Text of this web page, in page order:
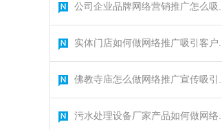
公司企业品牌网络营销推广怎么吸...
实体门店如何做网络推广吸引客户...
佛教寺庙怎么做网络推广宣传吸引...
污水处理设备厂家产品如何做网络...